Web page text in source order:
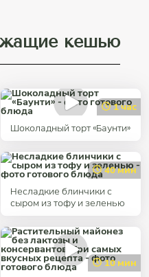
кешью
1 час
Шоколадный торт «Баунти»
40 мин
Несладкие блинчики с
сыром из тофу и зеленью
10 мин